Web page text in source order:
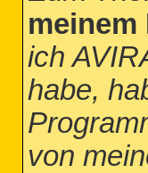
meinem
ich
habe,
von